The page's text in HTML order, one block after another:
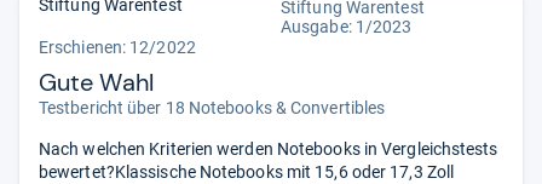
Stiftung Warentest
Stiftung Warentest
Ausgabe: 1/2023
Erschienen: 12/2022
Gute Wahl
Testbericht über 18 Notebooks & Convertibles
Nach welchen Kriterien werden Notebooks in Vergleichstests
bewertet?Klassische Notebooks mit 15,6 oder 17,3 Zoll